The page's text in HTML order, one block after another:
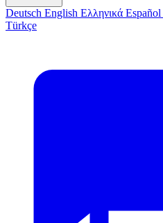
Deutsch English Ελληνικά Español
Türkçe